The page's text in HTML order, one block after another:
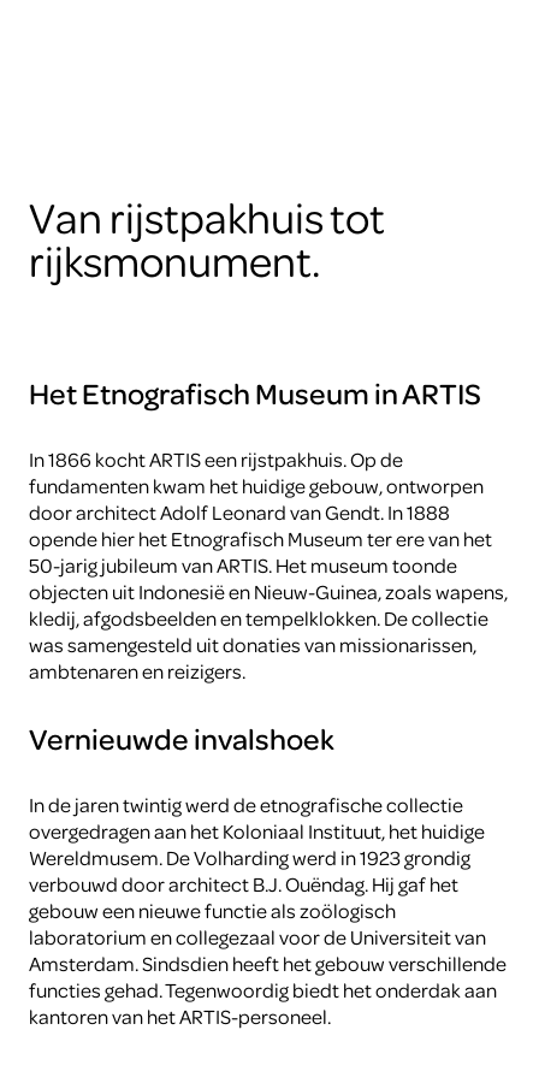
Van rijstpakhuis tot
rijksmonument.
Het Etnografisch Museum in ARTIS
In 1866 kocht ARTIS een rijstpakhuis. Op de
fundamenten kwam het huidige gebouw, ontworpen
door architect Adolf Leonard van Gendt. In 1888
opende hier het Etnografisch Museum ter ere van het
50-jarig jubileum van ARTIS. Het museum toonde
objecten uit Indonesië en Nieuw-Guinea, zoals wapens,
kledij, afgodsbeelden en tempelklokken. De collectie
was samengesteld uit donaties van missionarissen,
ambtenaren en reizigers.
Vernieuwde invalshoek
In de jaren twintig werd de etnografische collectie
overgedragen aan het Koloniaal Instituut, het huidige
Wereldmusem. De Volharding werd in 1923 grondig
verbouwd door architect B.J. Ouëndag. Hij gaf het
gebouw een nieuwe functie als zoölogisch
laboratorium en collegezaal voor de Universiteit van
Amsterdam. Sindsdien heeft het gebouw verschillende
functies gehad. Tegenwoordig biedt het onderdak aan
kantoren van het ARTIS-personeel.